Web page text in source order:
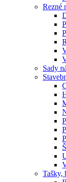
Rezné
Sady
Tašky,